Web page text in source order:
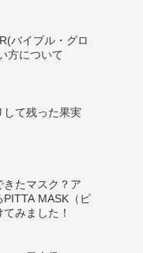
バイブル・グロ
方について
して残った果実
たマスク？ア
MASK（ピ
みました！